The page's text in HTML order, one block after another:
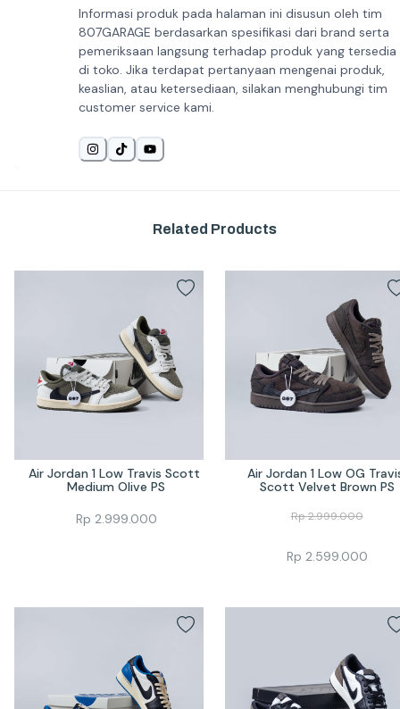
Informasi produk pada halaman ini disusun oleh tim
807GARAGE berdasarkan spesifikasi dari brand serta
pemeriksaan langsung terhadap produk yang tersedia
di toko. Jika terdapat pertanyaan mengenai produk,
keaslian, atau ketersediaan, silakan menghubungi tim
customer service kami.
Related Products
Air Jordan 1 Low Travis Scott
Medium Olive PS
Rp 2.999.000
Air Jordan 1 Low OG
Scott Velvet Brown PS
Rp2.999.000
Rp 2.599.000